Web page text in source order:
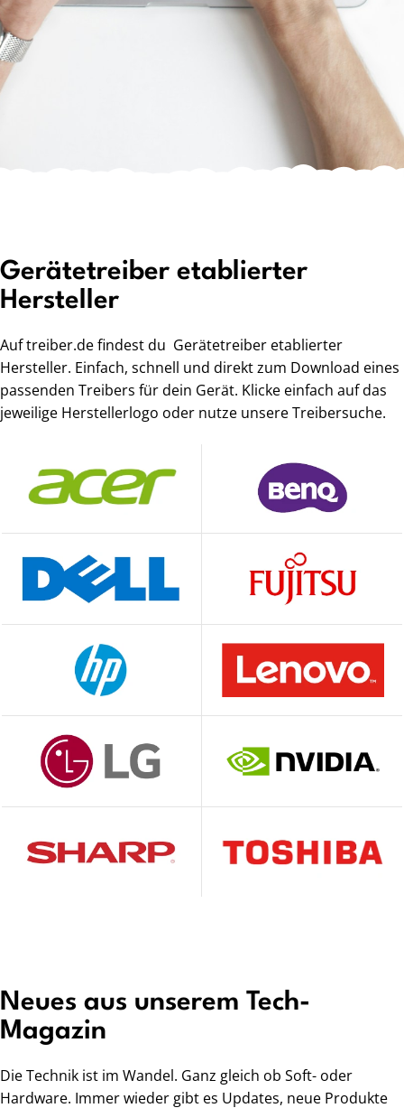
Gerätetreiber etablierter
Hersteller
Auf treiber.de findest du Gerätetreiber etablierter
Hersteller. Einfach, schnell und direkt zum Download eines
passenden Treibers für dein Gerät. Klicke einfach auf das
jeweilige Herstellerlogo oder nutze unsere Treibersuche.
Neues aus unserem Tech-
Magazin
Die Technik ist im Wandel. Ganz gleich ob Soft- oder
Hardware. Immer wieder gibt es Updates, neue Produkte